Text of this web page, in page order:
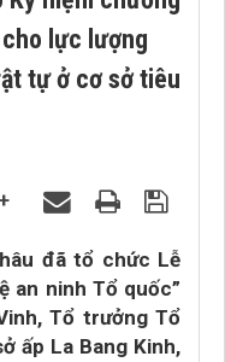
cho lực lượng
tự ở cơ sở tiêu
đã tổ chức Lễ
an ninh Tổ quốc”
Tổ trưởng Tổ
ấp La Bang Kinh,